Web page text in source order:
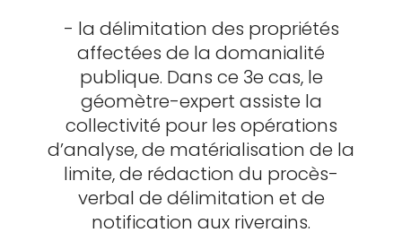
- la délimitation des propriétés
affectées de la domanialité
publique. Dans ce 3e cas, le
géomètre-expert assiste la
collectivité pour les opérations
d’analyse, de matérialisation de la
limite, de rédaction du procès-
verbal de délimitation et de
notification aux riverains.